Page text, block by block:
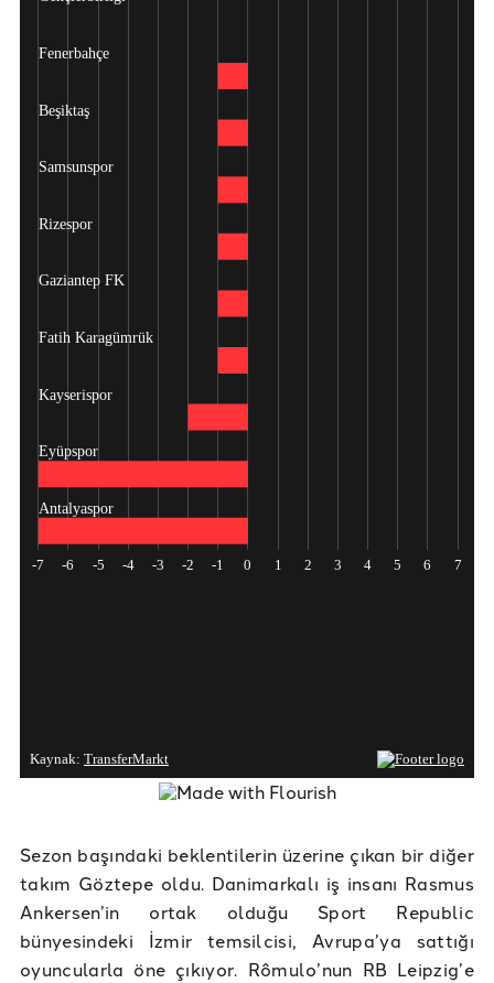
Sezon başındaki beklentilerin üzerine çıkan bir diğer
takım Göztepe oldu. Danimarkalı iş insanı Rasmus
Ankersen’in ortak olduğu Sport Republic
bünyesindeki İzmir temsilcisi, Avrupa’ya sattığı
oyuncularla öne çıkıyor. Rômulo’nun RB Leipzig’e